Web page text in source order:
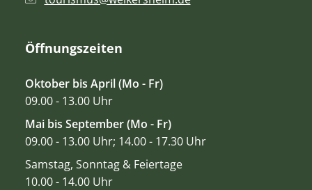
Öffnungszeiten
Oktober bis April (Mo - Fr)
09.00 - 13.00 Uhr
Mai bis September (Mo - Fr)
09.00 - 13.00 Uhr; 14.00 - 17.30 Uhr
Samstag, Sonntag & Feiertage
10.00 - 14.00 Uhr